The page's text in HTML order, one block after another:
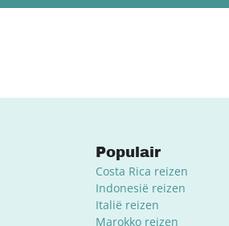
Populair
Costa Rica reizen
Indonesië reizen
Italië reizen
Marokko reizen